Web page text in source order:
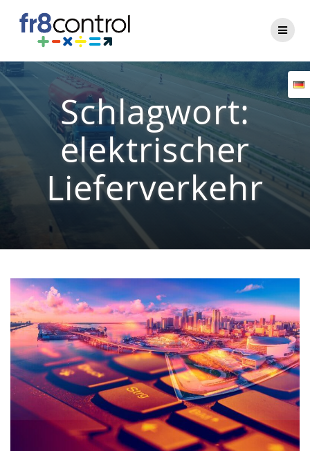
Schlagwort:
elektrischer
Lieferverkehr